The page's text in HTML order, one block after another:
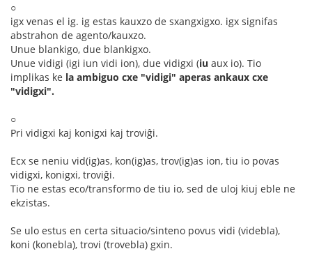
○
igx venas el ig. ig estas kauxzo de sxangxigxo. igx signifas
abstrahon de agento/kauxzo.
Unue blankigo, due blankigxo.
Unue vidigi (igi iun vidi ion), due vidigxi (iu aux io). Tio
implikas ke la ambiguo cxe "vidigi" aperas ankaux cxe
"vidigxi".
○
Pri vidigxi kaj konigxi kaj troviĝi.
Ecx se neniu vid(ig)as, kon(ig)as, trov(ig)as ion, tiu io povas
vidigxi, konigxi, troviĝi.
Tio ne estas eco/transformo de tiu io, sed de uloj kiuj eble ne
ekzistas.
Se ulo estus en certa situacio/sinteno povus vidi (videbla),
koni (konebla), trovi (trovebla) gxin.